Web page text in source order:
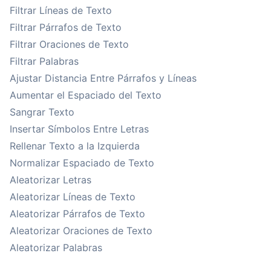
Filtrar Líneas de Texto
Filtrar Párrafos de Texto
Filtrar Oraciones de Texto
Filtrar Palabras
Ajustar Distancia Entre Párrafos y Líneas
Aumentar el Espaciado del Texto
Sangrar Texto
Insertar Símbolos Entre Letras
Rellenar Texto a la Izquierda
Normalizar Espaciado de Texto
Aleatorizar Letras
Aleatorizar Líneas de Texto
Aleatorizar Párrafos de Texto
Aleatorizar Oraciones de Texto
Aleatorizar Palabras